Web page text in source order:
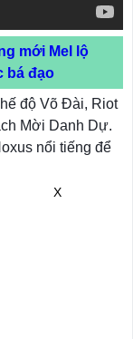
mới Mel lộ
bá đạo
độ Võ Đài, Riot
Mời Danh Dự.
nổi tiếng để
X